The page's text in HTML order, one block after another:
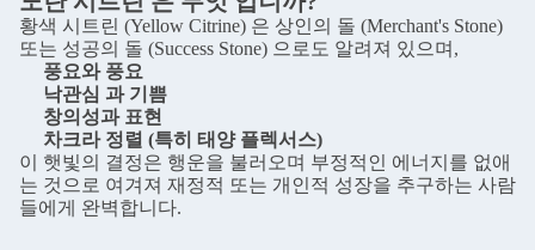
황색 시트린 (Yellow Citrine) 은 상인의 돌 (Merchant's Stone)
또는 성공의 돌 (Success Stone) 으로도 알려져 있으며,
풍요와 풍요
낙관심 과 기쁨
창의성과 표현
차크라 정렬 (특히 태양 플렉서스)
이 햇빛의 결정은 행운을 불러오며 부정적인 에너지를 없애
는 것으로 여겨져 재정적 또는 개인적 성장을 추구하는 사람
들에게 완벽합니다.